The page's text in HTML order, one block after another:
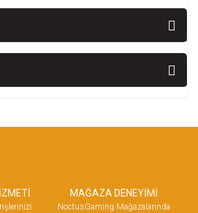
MAĞAZA DENEYİMİ
NoctusGaming Mağazalarında